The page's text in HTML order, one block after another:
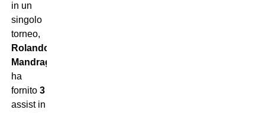
in un
singolo
torneo,
Rolando
Mandragora
ha
fornito 3
assist in